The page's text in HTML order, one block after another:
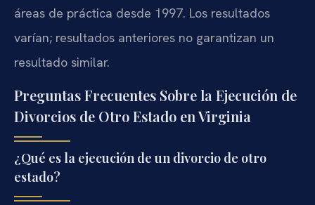
áreas de práctica desde 1997. Los resultados
varían; resultados anteriores no garantizan un
resultado similar.
Preguntas Frecuentes Sobre la Ejecución de
Divorcios de Otro Estado en Virginia
¿Qué es la ejecución de un divorcio de otro
estado?